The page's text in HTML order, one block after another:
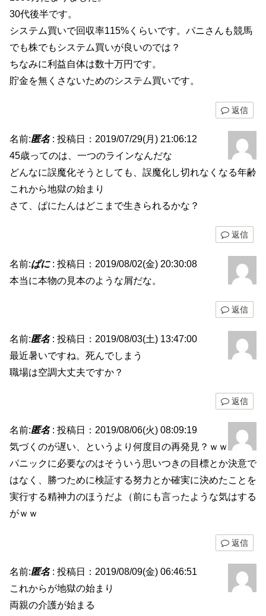
30代後半です。
システム買いで回収率115%くらいです。パニさんも競馬
でも株でもシステム買いが良いのでは？
ちなみに利益自体は数十万円です。
貯金を無くさないためのシステム買いです。
返信
名前:匿名: 投稿日：2019/07/29(月) 21:06:12
45歳ってのは、一つのラインなんだな
どんなに誤魔化そうとしても、誤魔化し切れなくなる年齢
これから地獄の始まり
さて、ぱにたんはどこまで生きられるかな？
返信
名前:ぱに: 投稿日：2019/08/02(金) 20:30:08
本当に本物の見本のような屑だな。
返信
名前:匿名: 投稿日：2019/08/03(土) 13:47:00
最近暑いですね。死んでしまう
職場は空調大丈夫ですか？
返信
名前:匿名: 投稿日：2019/08/06(火) 08:09:19
気づくのが遅い、というより何度目の再発見？ｗｗ
パニックに必要なのはそういう思いつきの目標とか決意で
はなく、勝つために検証する努力とか確実に決めたことを
実行する精神力のほうだよ（前にも言ったような気はする
がｗｗ
返信
名前:匿名: 投稿日：2019/08/09(金) 06:46:51
これからが地獄の始まり
両親の介護が始まる